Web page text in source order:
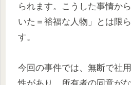
られます。こうした事情か
いた＝裕福な人物」とは限
す。
今回の事件では、無断で社